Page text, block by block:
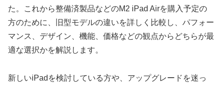
た。これから整備済製品などのM2 iPad Airを購入予定の
方のために、旧型モデルの違いを詳しく比較し、パフォー
マンス、デザイン、機能、価格などの観点からどちらが最
適な選択かを解説します。
新しいiPadを検討している方や、アップグレードを迷っ